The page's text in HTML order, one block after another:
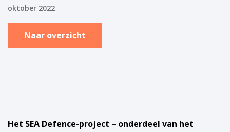
oktober 2022
Naar overzicht
Het SEA Defence-project – onderdeel van het